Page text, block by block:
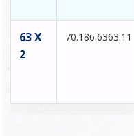
63 X
2
70.186.6363.11